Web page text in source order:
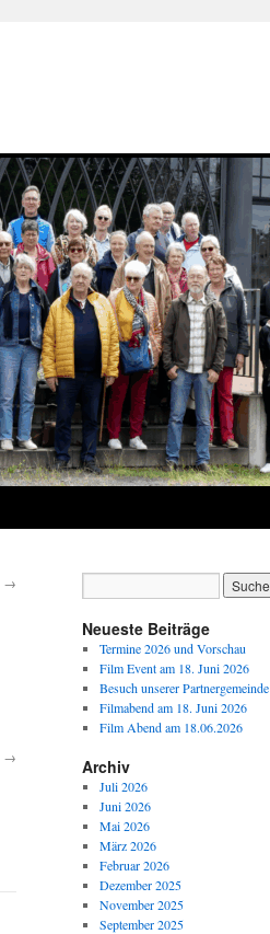
→
→
Neueste Beiträge
Termine 2026 und Vorschau
Film Event am 18. Juni 2026
Besuch unserer Partnergemeinde
Filmabend am 18. Juni 2026
Film Abend am 18.06.2026
Archiv
Juli 2026
Juni 2026
Mai 2026
März 2026
Februar 2026
Dezember 2025
November 2025
September 2025